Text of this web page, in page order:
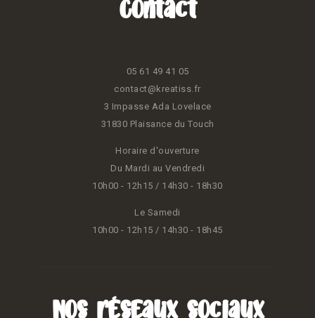
Contact
05 61 49 41 05
contact@kreatiss.fr
3 Impasse Ada Lovelace
31830 Plaisance du Touch
Horaire d'ouverture
Du Mardi au Vendredi
10h00 - 12h15 / 14h30 - 18h30
Le Samedi
10h00 - 12h15 / 14h30 - 18h45
Nos réseaux sociaux